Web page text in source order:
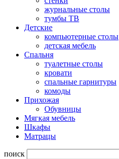
журнальные столы
тумбы ТВ
Детские
компьютерные столы
детская мебель
Спальня
туалетные столы
кровати
спальные гарнитуры
комоды
Прихожая
Обувницы
Мягкая мебель
Шкафы
Матрацы
поиск